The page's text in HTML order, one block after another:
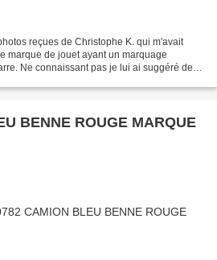
reçues de Christophe K. qui m'avait
marque de jouet ayant un marquage
Ne connaissant pas je lui ai suggéré de
BENNE ROUGE MARQUE